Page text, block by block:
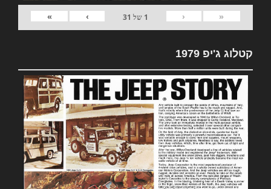
«
‹
1 של 31
›
»
קטלוג ג'יפ 1979